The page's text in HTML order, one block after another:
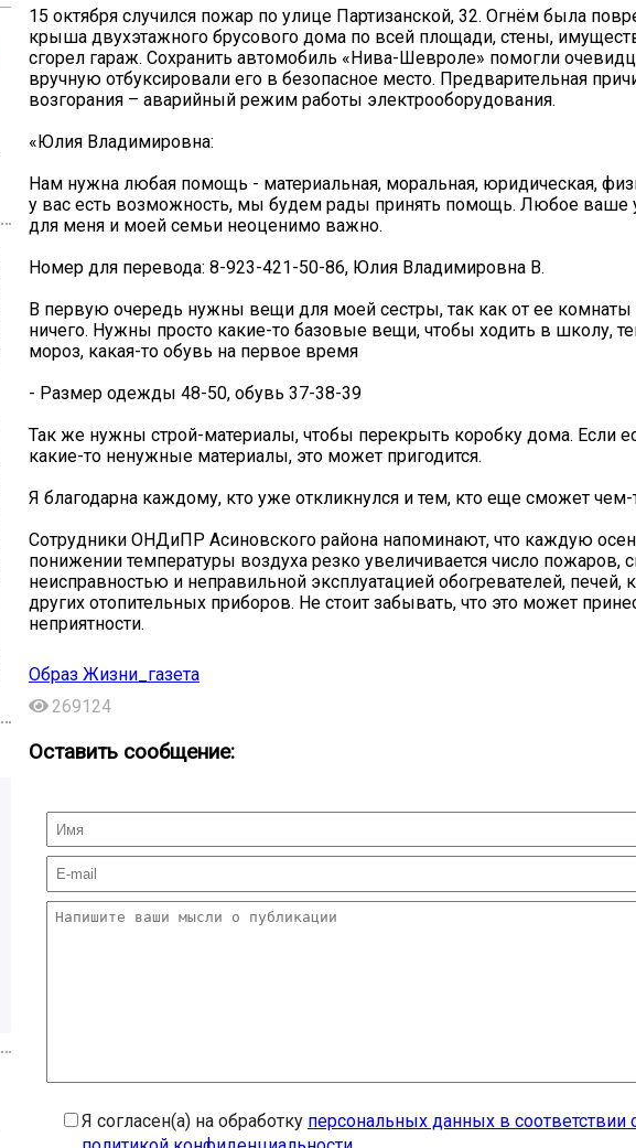
15 октября случился пожар по улице Партизанской, 32. Огнём была
крыша двухэтажного брусового дома по всей площади, стены,
сгорел гараж. Сохранить автомобиль «Нива-Шевроле» помогли
вручную отбуксировали его в безопасное место. Предварительная
возгорания – аварийный режим работы электрооборудования.
«Юлия Владимировна:
Нам нужна любая помощь - материальная, моральная, юридическая,
у вас есть возможность, мы будем рады принять помощь. Любое ваше
для меня и моей семьи неоценимо важно.
Номер для перевода: 8-923-421-50-86, Юлия Владимировна В.
В первую очередь нужны вещи для моей сестры, так как от ее комнаты
ничего. Нужны просто какие-то базовые вещи, чтобы ходить в школу,
мороз, какая-то обувь на первое время
- Размер одежды 48-50, обувь 37-38-39
Так же нужны строй-материалы, чтобы перекрыть коробку дома. Если
какие-то ненужные материалы, это может пригодится.
Я благодарна каждому, кто уже откликнулся и тем, кто еще сможет чем-
Сотрудники ОНДиПР Асиновского района напоминают, что каждую
понижении температуры воздуха резко увеличивается число пожаров,
неисправностью и неправильной эксплуатацией обогревателей, печей,
других отопительных приборов. Не стоит забывать, что это может
неприятности.
Образ Жизни_газета
269124
Оставить сообщение:
Я согласен(а) на обработку персональных данных в соответствии